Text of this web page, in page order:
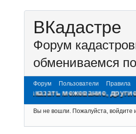
ВКадастре
Форум
обмениваемся
Форум Пользователи Правила
межевание, другие
Вы не вошли. Пожалуйста, войдите